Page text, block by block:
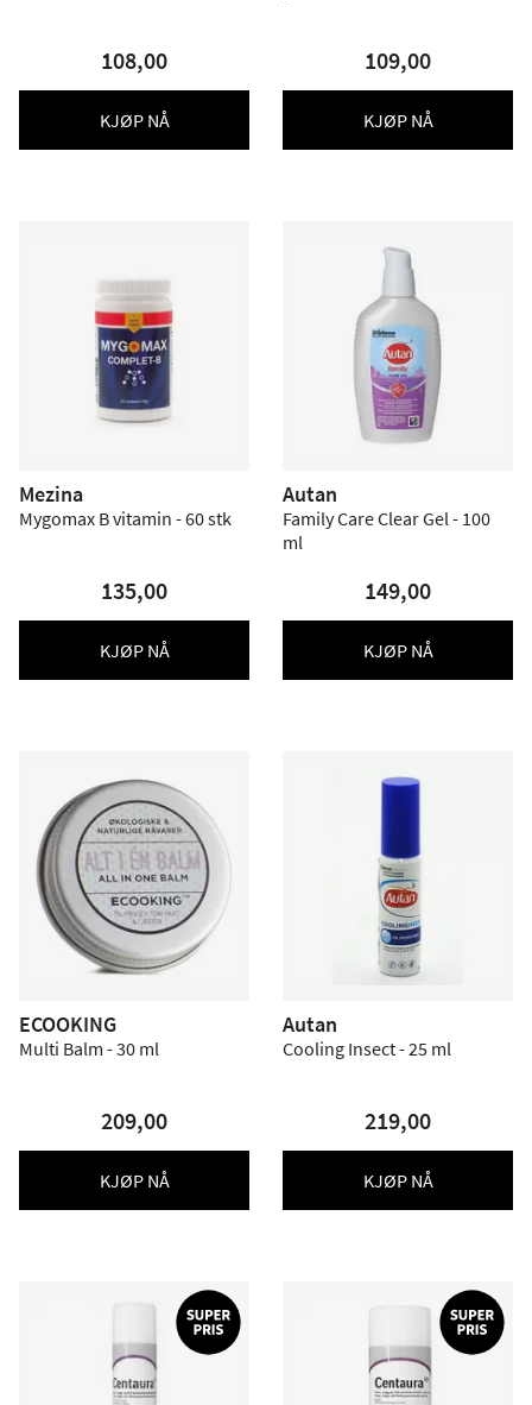
108,00
KJØP NÅ
109,00
KJØP NÅ
Mezina
Mygomax B vitamin - 60 stk
135,00
KJØP NÅ
Autan
Family Care Clear Gel - 100
ml
149,00
KJØP NÅ
ECOOKING
Multi Balm - 30 ml
209,00
KJØP NÅ
Autan
Cooling Insect - 25 ml
219,00
KJØP NÅ